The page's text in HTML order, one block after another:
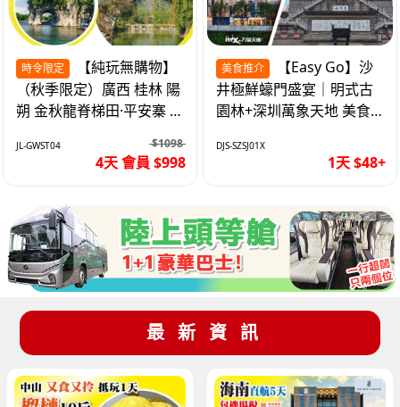
時令限定
（秋季限定）廣西 桂林 陽
朔 金秋龍脊梯田·平安寨 城
4天
JL-GWST04 $1098
4天 會員 $998
美食推介
井極鮮蠔門盛宴｜明式古
園林+深圳萬象天地 美食
DJS-SZSJ01X
1天 $48+
最新資訊